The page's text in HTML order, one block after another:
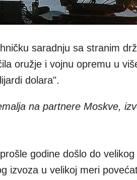
saradnju sa stranim
oružje i vojnu opremu u
dolara".
na partnere Moskve,
godine došlo do
izvoza u velikoj meri